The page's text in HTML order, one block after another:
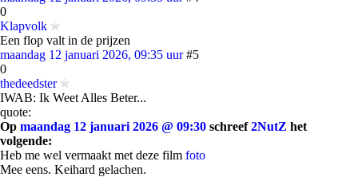
0
Klapvolk
Een flop valt in de prijzen
maandag 12 januari 2026, 09:35 uur #5
0
thedeedster
IWAB: Ik Weet Alles Beter...
quote:
Op maandag 12 januari 2026 @ 09:30 schreef2NutZ het
volgende:
Heb me wel vermaakt met deze film foto
Mee eens. Keihard gelachen.